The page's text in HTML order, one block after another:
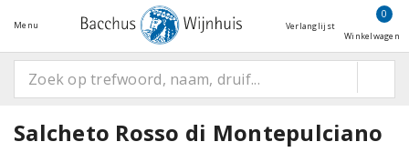
Menu Verlanglijst
0
Winkelwagen
Salcheto Rosso di Montepulciano